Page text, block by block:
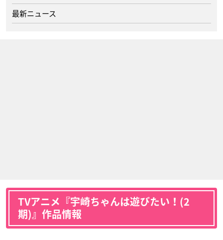
最新ニュース
TVアニメ『宇崎ちゃんは遊びたい！(2
期)』作品情報